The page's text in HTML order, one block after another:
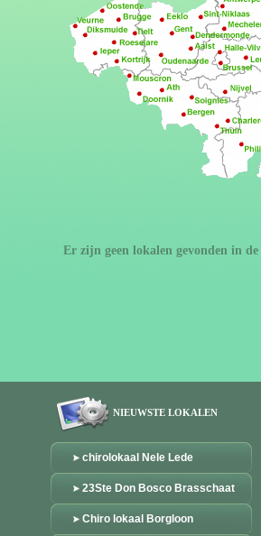
Er zijn geen lokalen gevonden in de
NIEUWSTE LOKALEN
chirolokaal Nele Lede
23Ste Don Bosco Brasschaat
Chiro lokaal Borgloon